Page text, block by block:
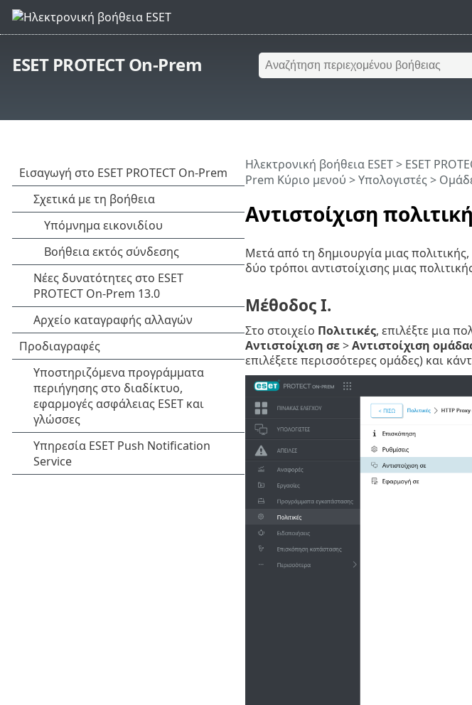
ESET PROTECT On-Prem
Αντιστοίχιση
Ηλεκτρονική βοήθεια ESET> ESET
Prem Κύριο μενού >Υπολογιστές>
Μετά από τη δημιουργία μιας
δύο τρόποι αντιστοίχισης μιας
Μέθοδος I.
Στο στοιχείο Πολιτικές, επιλέξτε μια
Αντιστοίχιση σε>Αντιστοίχιση
επιλέξετε περισσότερες ομάδες) και